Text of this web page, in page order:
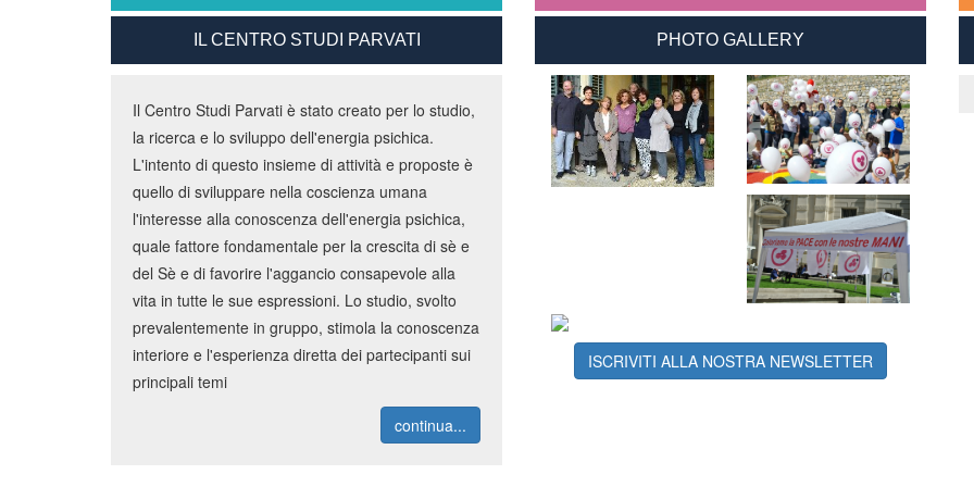
IL CENTRO STUDI PARVATI
Il Centro Studi Parvati è stato creato per lo studio,
la ricerca e lo sviluppo dell'energia psichica.
L'intento di questo insieme di attività e proposte è
quello di sviluppare nella coscienza umana
l'interesse alla conoscenza dell'energia psichica,
quale fattore fondamentale per la crescita di sè e
del Sè e di favorire l'aggancio consapevole alla
vita in tutte le sue espressioni. Lo studio, svolto
prevalentemente in gruppo, stimola la conoscenza
interiore e l'esperienza diretta dei partecipanti sui
principali temi
continua...
PHOTO GALLERY
ISCRIVITI ALLA NOSTRA NEWSLETTER